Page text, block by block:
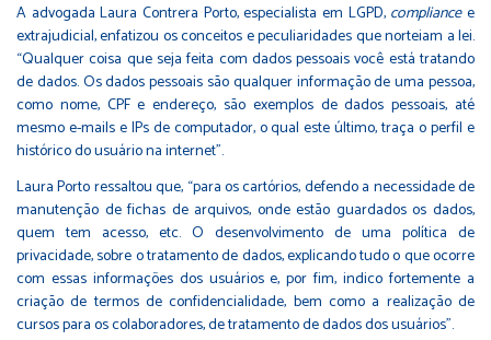
A advogada Laura Contrera Porto, especialista em LGPD, compliancee
extrajudicial, enfatizou os conceitos e peculiaridades que norteiam a lei.
“Qualquer coisa que seja feita com dados pessoais você está tratando
de dados. Os dados pessoais são qualquer informação de uma pessoa,
como nome, CPF e endereço, são exemplos de dados pessoais, até
mesmo e-mails e IPs de computador, o qual este último, traça o perfil e
histórico do usuário na internet”.
Laura Porto ressaltou que, “para os cartórios, defendo a necessidade de
manutenção de fichas de arquivos, onde estão guardados os dados,
quem tem acesso, etc. O desenvolvimento de uma política de
privacidade, sobre o tratamento de dados, explicando tudo o que ocorre
com essas informações dos usuários e, por fim, indico fortemente a
criação de termos de confidencialidade, bem como a realização de
cursos para os colaboradores, de tratamento de dados dos usuários”.